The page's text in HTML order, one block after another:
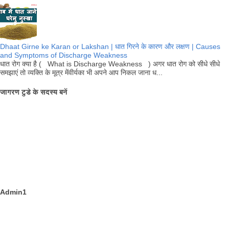
Dhaat Girne ke Karan or Lakshan | धात गिरने के कारण और लक्षण | Causes
and Symptoms of Discharge Weakness
धात रोग क्या है ( What is Discharge Weakness ) अगर धात रोग को सीधे सीधे
समझाएं तो व्यक्ति के मूत्र मेंवीर्यका भी अपने आप निकल जाना ध...
जागरण टुडे के सदस्य बनें
Admin1